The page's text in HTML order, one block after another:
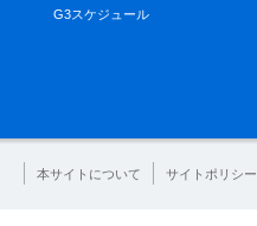
G3スケジュール
本サイトについて サイトポリシー